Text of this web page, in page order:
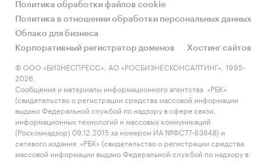
Политика обработки файлов cookie
Политика в отношении обработки персональных данных
Облако для бизнеса
Корпоративный регистратор доменов
Хостинг сайтов
© ООО «БИЗНЕСПРЕСС», АО «РОСБИЗНЕСКОНСАЛТИНГ», 1995-
2026.
Сообщения и материалы информационного агентства «РБК»
(свидетельство о регистрации средства массовой информации
выдано Федеральной службой по надзору в сфере связи,
информационных технологий и массовых коммуникаций
(Роскомнадзор) 09.12.2015 за номером ИА №ФС77-63848) и
сетевого издания «РБК» (свидетельство о регистрации средства
массовой информации выдано Федеральной службой по надзору в